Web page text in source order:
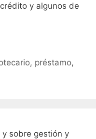
y algunos de
, préstamo,
sobre gestión y